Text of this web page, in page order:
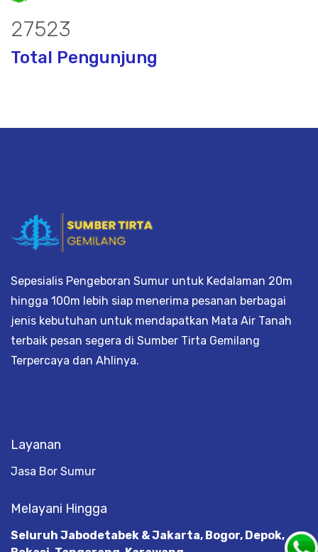
36929
Total Pengunjung
Sepesialis Pengeboran Sumur untuk Kedalaman 20m
hingga 100m lebih siap menerima pesanan berbagai
jenis kebutuhan untuk mendapatkan Mata Air Tanah
terbaik pesan segera di Sumber Tirta Gemilang
Terpercaya dan Ahlinya.
Layanan
Jasa Bor Sumur
Melayani Hingga
Seluruh Jabodetabek & Jakarta, Bogor, Depok,